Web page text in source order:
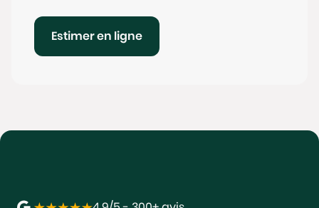
Estimer en ligne